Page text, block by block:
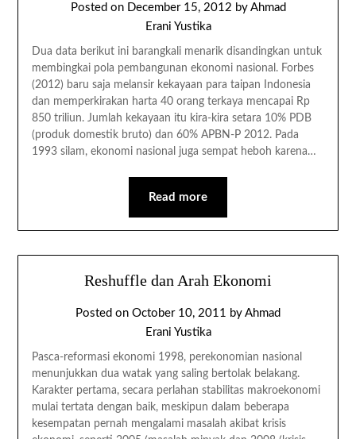
Posted on December 15, 2012 by Ahmad
Erani Yustika
Dua data berikut ini barangkali menarik disandingkan untuk
membingkai pola pembangunan ekonomi nasional. Forbes
(2012) baru saja melansir kekayaan para taipan Indonesia
dan memperkirakan harta 40 orang terkaya mencapai Rp
850 triliun. Jumlah kekayaan itu kira-kira setara 10% PDB
(produk domestik bruto) dan 60% APBN-P 2012. Pada
1993 silam, ekonomi nasional juga sempat heboh karena…
Read more
Reshuffle dan Arah Ekonomi
Posted on October 10, 2011 by Ahmad
Erani Yustika
Pasca-reformasi ekonomi 1998, perekonomian nasional
menunjukkan dua watak yang saling bertolak belakang.
Karakter pertama, secara perlahan stabilitas makroekonomi
mulai tertata dengan baik, meskipun dalam beberapa
kesempatan pernah mengalami masalah akibat krisis